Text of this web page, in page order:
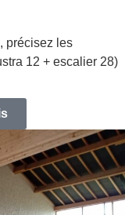
précisez les
12 + escalier 28)